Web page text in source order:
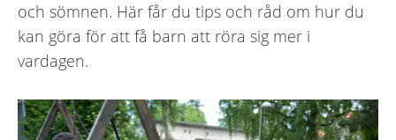
och sömnen. Här får du tips och råd om hur du
kan göra för att få barn att röra sig mer i
vardagen.